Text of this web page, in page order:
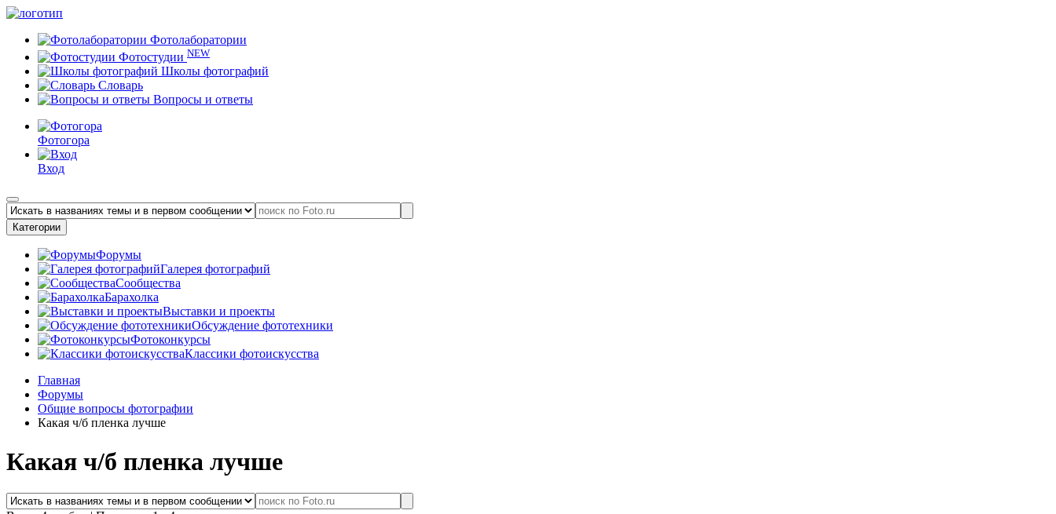
Фотолаборатории
Фотостудии NEW
Школы фотографий
Словарь
Вопросы и ответы
Фотогора
Вход
Категории
Форумы
Галерея фотографий
Сообщества
Барахолка
Выставки и проекты
Обсуждение фототехники
Фотоконкурсы
Классики фотоискусства
Главная
Форумы
Общие вопросы фотографии
Какая ч/б пленка лучше
Какая ч/б пленка лучше